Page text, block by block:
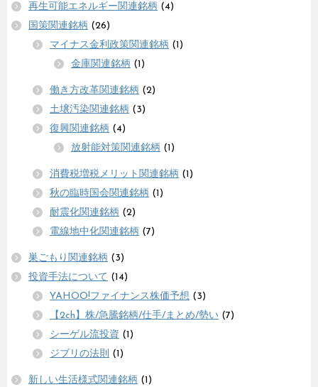
再生可能エネルギー関連銘柄 (4)
国策関連銘柄 (26)
マイナス金利政策関連銘柄 (1)
金庫関連銘柄 (1)
働き方改革関連銘柄 (2)
土壌汚染関連銘柄 (3)
復興関連銘柄 (4)
放射能対策関連銘柄 (1)
消費税増税メリット関連銘柄 (1)
秋の臨時国会関連銘柄 (1)
耐震化関連銘柄 (2)
電線地中化関連銘柄 (7)
巣ごもり関連銘柄 (3)
投資手法について (14)
YAHOO!ファイナンス株価予想 (3)
【2ch】株/急騰銘柄/仕手/まとめ/勢い (7)
シーゲル流投資 (1)
ジブリの法則 (1)
新しい生活様式関連銘柄 (1)